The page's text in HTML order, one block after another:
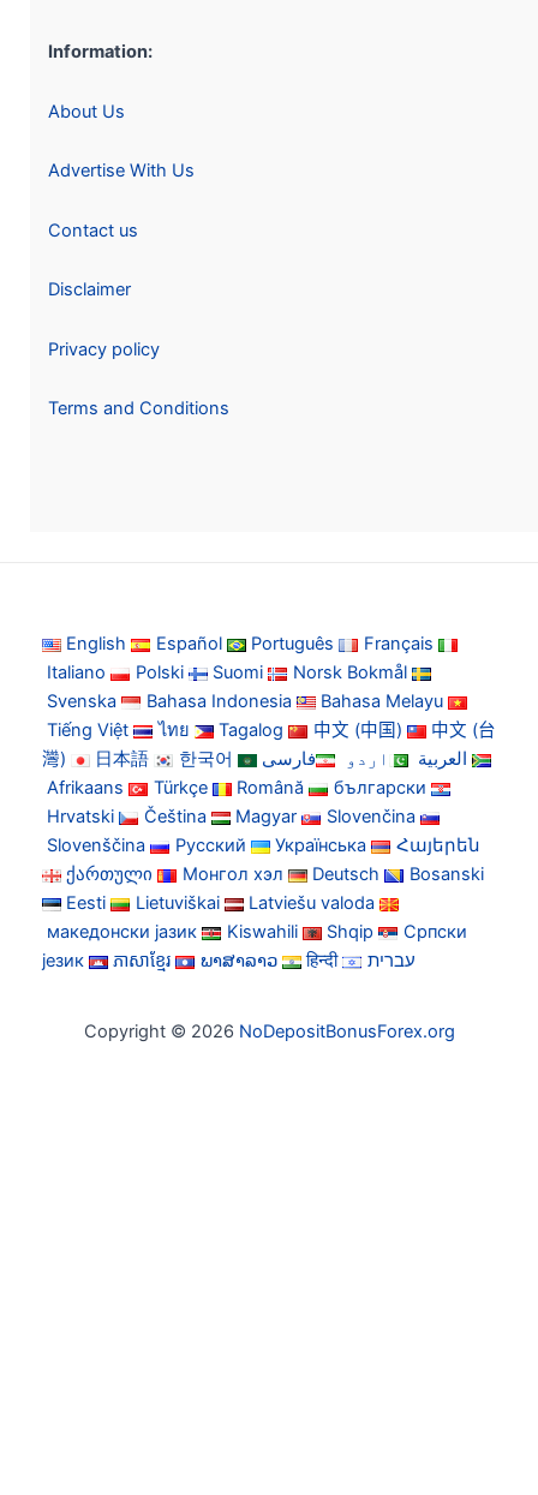
Information:
About Us
Advertise With Us
Contact us
Disclaimer
Privacy policy
Terms and Conditions
English Español Português
Français
Italiano
Polski Suomi
Norsk Bokmål
Svenska
Bahasa Indonesia
Bahasa Melayu
Tiếng Việt
ไทย Tagalog 中文 (中国)
中文 (台
灣)
日本語 한국어 العربية اردو
فارسی
Afrikaans
Türkçe Română
български
Hrvatski
Čeština Magyar
Slovenčina
Slovenščina
Русский Українська
Հայերեն
ქართული
Монгол хэл Deutsch
Bosanski
Eesti
Lietuviškai
Latviešu valoda
македонски јазик
Kiswahili Shqip
Српски
језик
ភាសាខ្មែរ ພາສາລາວ हिन्दी עברית
Copyright © 2026 NoDepositBonusForex.org